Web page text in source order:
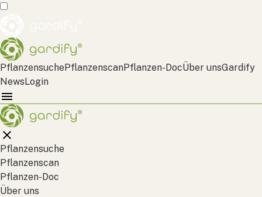
PflanzensuchePflanzenscanPflanzen-DocÜber unsGardify
NewsLogin
Pflanzensuche
Pflanzenscan
Pflanzen-Doc
Über uns